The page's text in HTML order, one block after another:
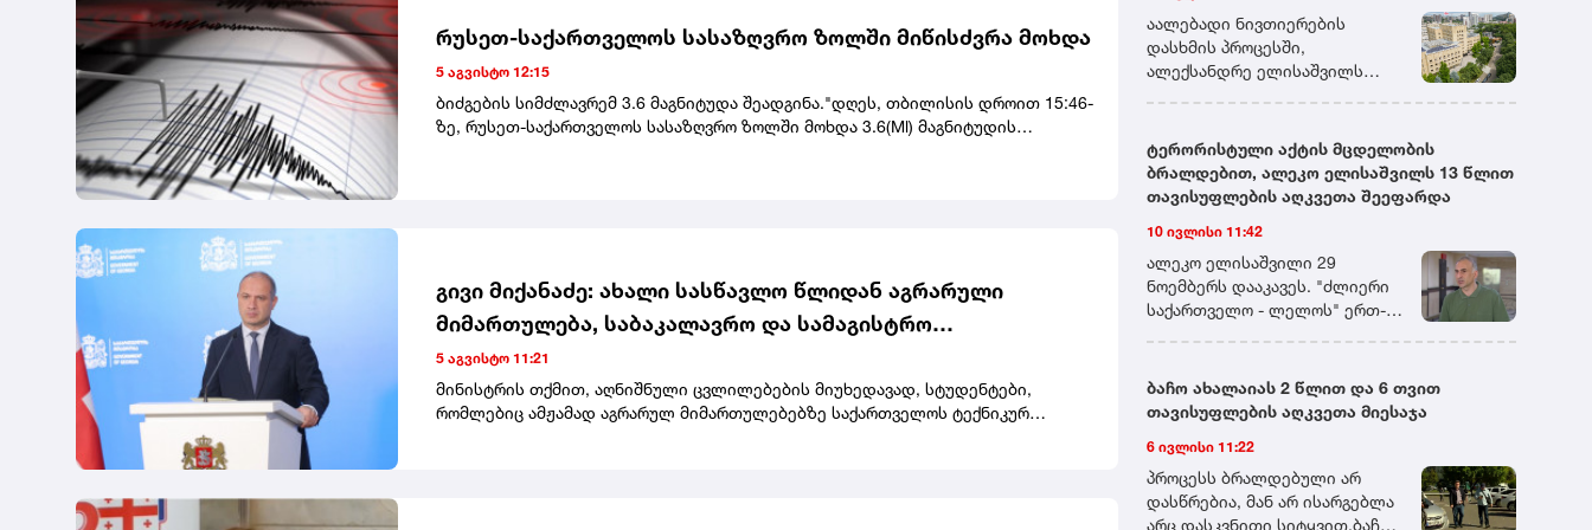
რუსეთ-საქართველოს სასაზღვრო ზოლში მიწისძვრა მოხდა
5 აგვისტო 12:15
ბიძგების სიმძლავრემ 3.6 მაგნიტუდა შეადგინა."დღეს, თბილისის დროით 15:46-
ზე, რუსეთ-საქართველოს სასაზღვრო ზოლში მოხდა 3.6(Ml) მაგნიტუდის
გივი მიქანაძე: ახალი სასწავლო წლიდან აგრარული
მიმართულება, საბაკალავრო და სამაგისტრო
საგანმანათლებლო პროგრამები, მთლიანად გადადის
სოხუმის სახელმწიფო უნივერსიტეტში
5 აგვისტო 11:21
მინისტრის თქმით, აღნიშნული ცვლილებების მიუხედავად, სტუდენტები,
რომლებიც ამჟამად აგრარულ მიმართულებებზე საქართველოს ტექნიკურ
დადგენილ ვადაში მიმართავს.
აალებადი ნივთიერების
დასხმის პროცესში,
ალექსანდრე ელისაშვილს
მიუსწრეს. ერთ-ერთი
მანდატურის დანახვისთანავე,
ალექსანდრე ელისაშვილი
ცემა. დაკავების პროცესში,
მანდატურის სამსახურის სამი
თანამშრომელი ცდილობდა
ალექსანდრე ელისაშვილის
ცეცხლის წაკიდების
საშუალების მოსპობას და
განიარაღებას. თავდამსხმელი,
თავის მხრივ, ცდილობდა
ცეცხლსასროლი იარაღის
ამოღებას და გამოყენებას.
ალექსანდრე ელისაშვილმა
ტერორისტული აქტის მცდელობის
ბრალდებით, ალეკო ელისაშვილს 13 წლით
თავისუფლების აღკვეთა შეეფარდა
10 ივლისი 11:42
ალეკო ელისაშვილი 29
ნოემბერს დააკავეს. "ძლიერი
საქართველო - ლელოს" ერთ-
პროკურატურამ 30 ნოემბერს
ელისაშვილს თბილისის
ტერორისტული აქტის ჩადენის
მცდელობის ფაქტზე,
საქართველოს სისხლის
სამართლის კოდექსის 19-323-ე
ბაჩო ახალაიას 2 წლით და 6 თვით
თავისუფლების აღკვეთა მიესაჯა
6 ივლისი 11:22
პროცესს ბრალდებული არ
დასწრებია, მან არ ისარგებლა
არც დასკვნითი სიტყვით.ბაჩო